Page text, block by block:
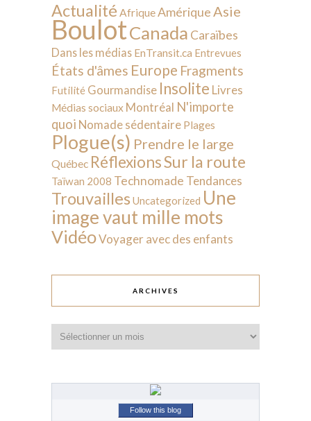
Actualité AfriqueAmérique Asie
BoulotCanada Caraïbes
Dans les médias EnTransit.ca Entrevues
États d'âmes Europe Fragments
Futilité Gourmandise Insolite Livres
Médias sociaux Montréal N'importe
quoi Nomade sédentaire Plages
Plogue(s) Prendre le large
Québec RéflexionsSur la route
Taïwan 2008 Technomade Tendances
Trouvailles Uncategorized Une
image vaut mille mots
VidéoVoyager avec des enfants
ARCHIVES
Follow this blog